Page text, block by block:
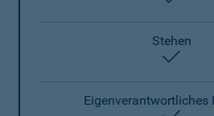
Stehen
Eigenverantwortliches